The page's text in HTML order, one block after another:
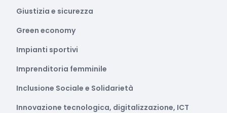
Giustizia e sicurezza
Green economy
Impianti sportivi
Imprenditoria femminile
Inclusione Sociale e Solidarietà
Innovazione tecnologica, digitalizzazione, ICT